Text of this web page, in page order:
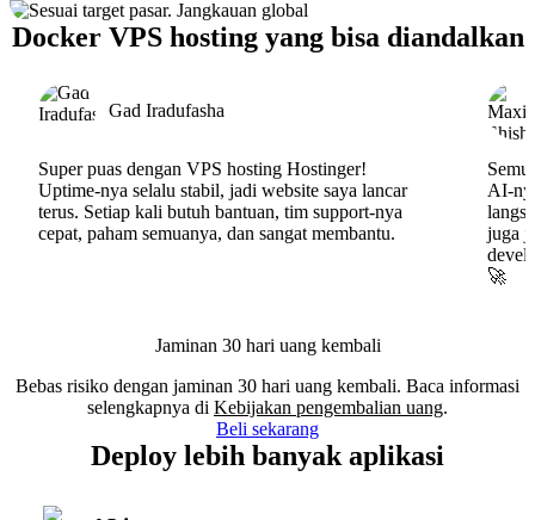
Docker VPS hosting yang bisa diandalkan
Gad Iradufasha
Super puas dengan VPS hosting Hostinger!
Uptime-nya selalu stabil, jadi website saya lancar
terus. Setiap kali butuh bantuan, tim support-nya
cepat, paham semuanya, dan sangat membantu.
AI-
juga
🚀
Jaminan 30 hari uang kembali
Bebas risiko dengan jaminan 30 hari uang kembali. Baca informasi
selengkapnya di Kebijakan pengembalian uang.
Beli sekarang
Deploy lebih banyak aplikasi